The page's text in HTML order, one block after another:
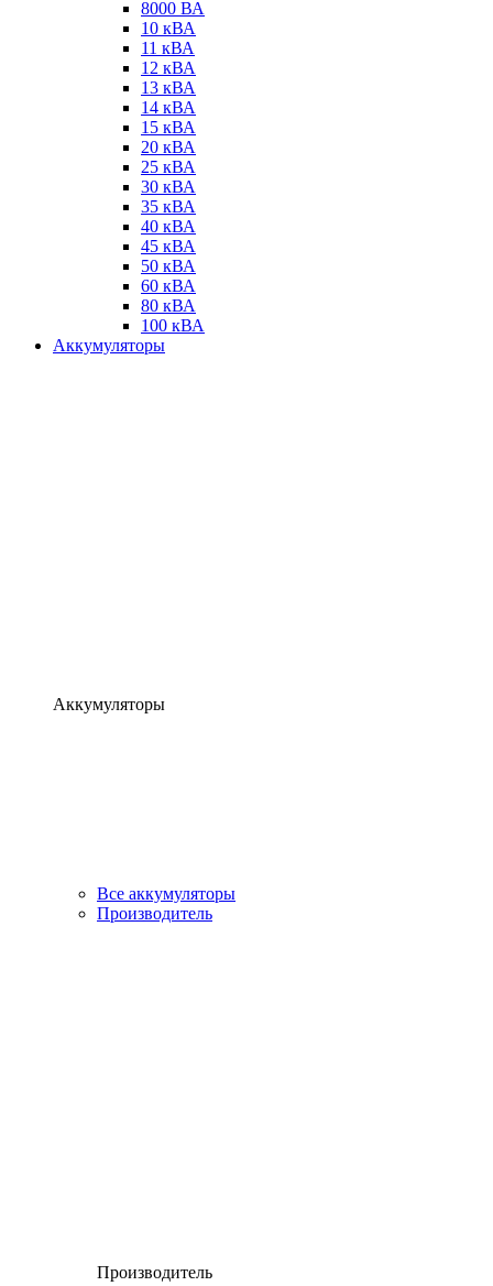
8000 ВА
10 кВА
11 кВА
12 кВА
13 кВА
14 кВА
15 кВА
20 кВА
25 кВА
30 кВА
35 кВА
40 кВА
45 кВА
50 кВА
60 кВА
80 кВА
100 кВА
Аккумуляторы
Аккумуляторы
Все аккумуляторы
Производитель
Производитель